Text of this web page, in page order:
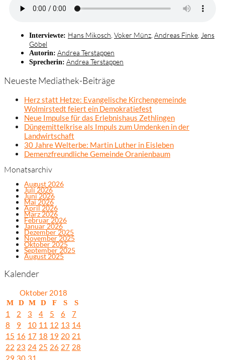
Interviewte: Hans Mikosch Voker Münz Andreas Finke Jens
Göbel
Autorin: Andrea Terstappen
Sprecherin: Andrea Terstappen
Neueste Mediathek-Beiträge
Herz statt Hetze: Evangelische Kirchengemeinde
Wolmirstedt feiert ein Demokratiefest
Neue Impulse für das Erlebnishaus Zethlingen
Düngemittelkrise als Impuls zum Umdenken in der
Landwirtschaft
30 Jahre Welterbe: Martin Luther in Eisleben
Demenzfreundliche Gemeinde Oranienbaum
Monatsarchiv
August 2026
Juli 2026
Juni 2026
Mai 2026
April 2026
März 2026
Februar 2026
Januar 2026
Dezember 2025
November 2025
Oktober 2025
September 2025
August 2025
Kalender
Oktober 2018
M D M D F S S
1 2 3 4 5 6
7
8
9 10 11 12 13 14
15 16 17 18 19 20 21
22 23 24 25 26 27 28
29 30 31